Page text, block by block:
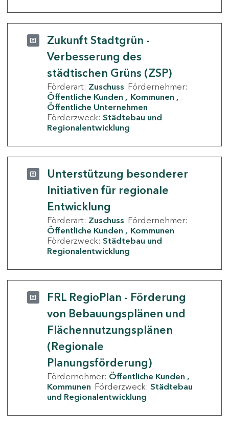
Zukunft Stadtgrün -
Verbesserung des
städtischen Grüns (ZSP)
Förderart: Zuschuss Fördernehmer:
Öffentliche Kunden
Kommunen
Öffentliche Unternehmen
Förderzweck: Städtebau und
Regionalentwicklung
Unterstützung besonderer
Initiativen für regionale
Entwicklung
Förderart: Zuschuss Fördernehmer:
Öffentliche Kunden
Kommunen
Förderzweck: Städtebau und
Regionalentwicklung
FRL RegioPlan - Förderung
von Bebauungsplänen und
Flächennutzungsplänen
(Regionale
Planungsförderung)
Fördernehmer: Öffentliche Kunden
Kommunen Förderzweck: Städtebau
und Regionalentwicklung